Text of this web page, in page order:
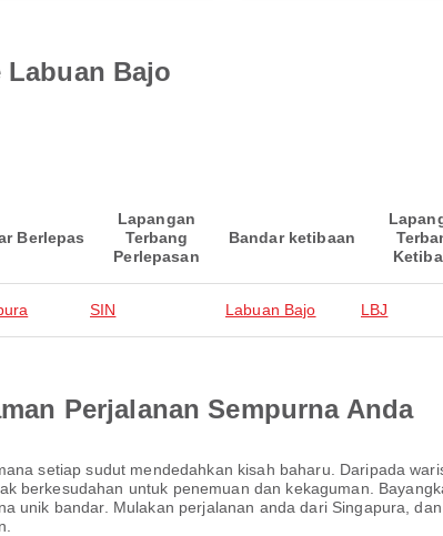
Labuan Bajo
Berlepas
Lapangan
Terbang
Perlepasan
Bandar ketibaan
SIN Labuan Bajo LBJ
Perjalanan Sempurna Anda
setiap sudut mendedahkan kisah baharu. Daripada
berkesudahan untuk penemuan dan kekaguman.
unik bandar. Mulakan perjalanan anda dari Singapura,